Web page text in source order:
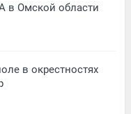
в Омской области
в окрестностях